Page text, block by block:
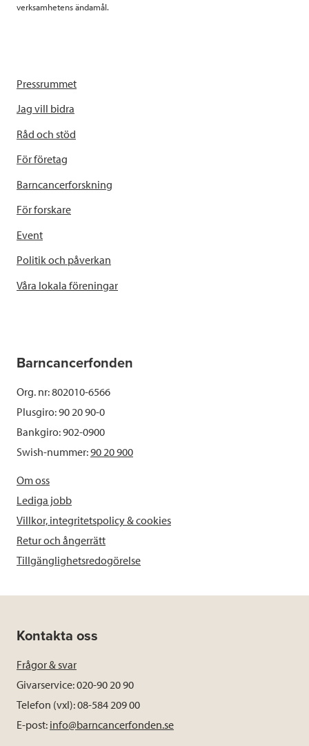
verksamhetens ändamål.
Pressrummet
Jag vill bidra
Råd och stöd
För företag
Barncancerforskning
För forskare
Event
Politik och påverkan
Våra lokala föreningar
Barncancerfonden
Org. nr: 802010-6566
Plusgiro: 90 20 90-0
Bankgiro: 902-0900
Swish-nummer:90 20 900
Om oss
Lediga jobb
Villkor, integritetspolicy & cookies
Retur och ångerrätt
Tillgänglighetsredogörelse
Kontakta oss
Frågor & svar
Givarservice: 020-90 20 90
Telefon (vxl): 08-584 209 00
E-post: info@barncancerfonden.se